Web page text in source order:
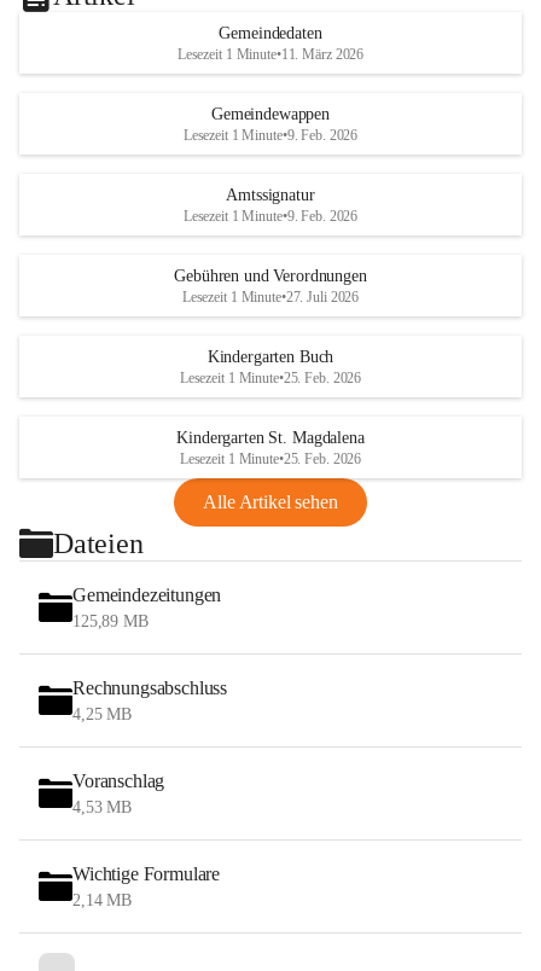
Gemeindedaten
Lesezeit 1 Minute•11. März 2026
Gemeindewappen
Lesezeit 1 Minute•9. Feb. 2026
Amtssignatur
Lesezeit 1 Minute•9. Feb. 2026
Gebühren und Verordnungen
Lesezeit 1 Minute•27. Juli 2026
Kindergarten Buch
Lesezeit 1 Minute•25. Feb. 2026
Kindergarten St. Magdalena
Lesezeit 1 Minute•25. Feb. 2026
Alle Artikel sehen
Dateien
Gemeindezeitungen
125,89 MB
Rechnungsabschluss
4,25 MB
Voranschlag
4,53 MB
Wichtige Formulare
2,14 MB